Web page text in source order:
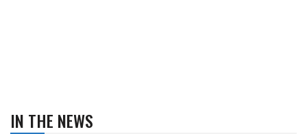
IN THE NEWS